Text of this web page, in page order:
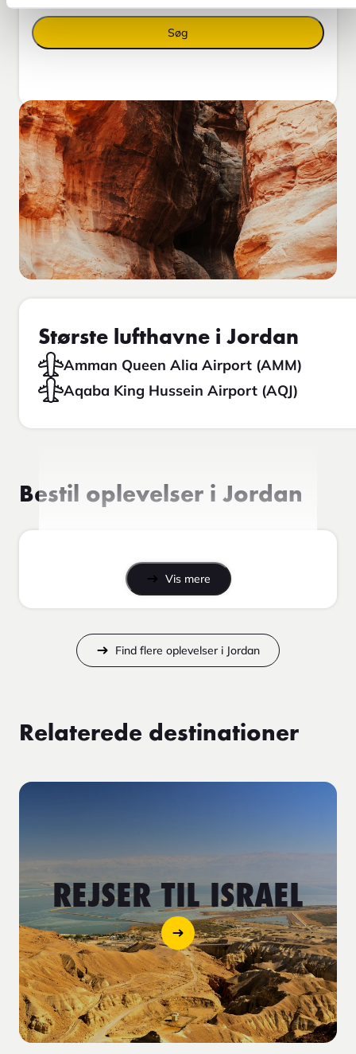
Søg
Største lufthavne i Jordan
Amman Queen Alia Airport (AMM)
Aqaba King Hussein Airport (AQJ)
Bestil oplevelser i Jordan
Vis mere
Find flere oplevelser i Jordan
Relaterede destinationer
REJSER TIL ISRAEL